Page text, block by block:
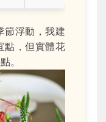
節浮動，我建
點，但實體花
。